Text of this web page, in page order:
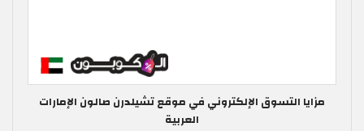
مزايا التسوق الإلكتروني في موقع تشيلدرن صالون الإمارات
العربية